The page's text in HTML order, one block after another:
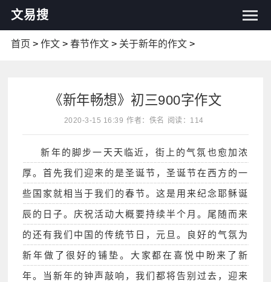
文易搜
首页 > 作文> 春节作文> 关于新年的作文>
《新年畅想》初三900字作文
2020-3-15 16:39 作者：佚名 阅读：114
新年的脚步一天天临近，街上的气氛也愈加浓
厚。首先我们迎来的是圣诞节，圣诞节在西方的一
些国家就相当于我们的春节。这是用来纪念耶稣诞
辰的日子。庆祝活动大概要持续半个月。尾随而来
的还有我们中国的传统节日，元旦。良好的气氛为
新年做了很好的铺垫。大家都在喜悦中盼来了新
年。当新年的钟声敲响，我们都将告别过去，迎来